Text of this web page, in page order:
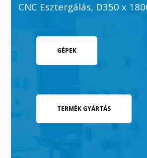
CNC Esztergálás, D350 x
GÉPEK
TERMÉK GYÁRTÁS